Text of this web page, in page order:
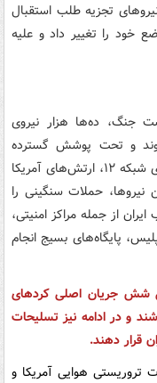
تجزیه طلب استقبال
خود را تغییر داد و علیه
جنگ، ده‌ها هزار نیروی
و تحت پوشش گسترده
هوایی آمریکا و اسرائیل پیشروی کنند. به ادعای شبکه ۱۲، ارتش‌های آمریکا
حملات سنگینی را
از جمله مراکز امنیتی،
پایگاه‌های بسیج انجام
شش جریان اصلی کردهای
و در ادامه نیز تسلیحات
قرار دهند.
تروریستی هوایی آمریکا و